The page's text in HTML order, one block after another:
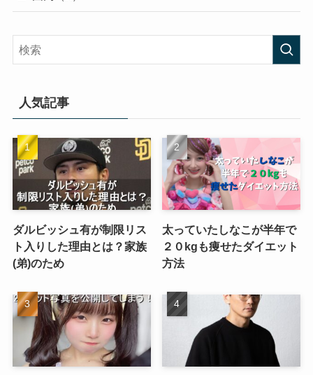
人気記事
ダルビッシュ有が制限リス
ト入りした理由とは？家族
(弟)のため
太っていたしなこが半年で
２０kgも痩せたダイエット
方法